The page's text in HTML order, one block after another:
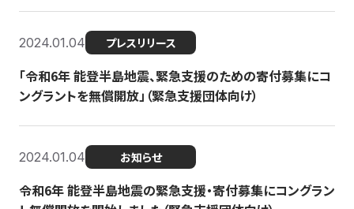
2024.01.04 プレスリリース
「令和6年 能登半島地震、緊急支援のための寄付募集にコ
ングラントを無償開放」（緊急支援団体向け）
2024.01.04 お知らせ
令和6年 能登半島地震の緊急支援・寄付募集にコングラン